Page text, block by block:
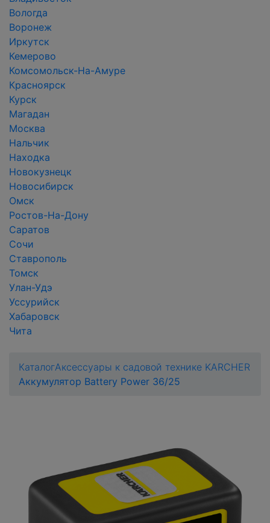
Вологда
Воронеж
Иркутск
Кемерово
Комсомольск-На-Амуре
Красноярск
Курск
Магадан
Москва
Нальчик
Находка
Новокузнецк
Новосибирск
Омск
Ростов-На-Дону
Саратов
Сочи
Ставрополь
Томск
Улан-Удэ
Уссурийск
Хабаровск
Чита
КаталогАксессуары к садовой технике KARCHER
Аккумулятор Battery Power 36/25